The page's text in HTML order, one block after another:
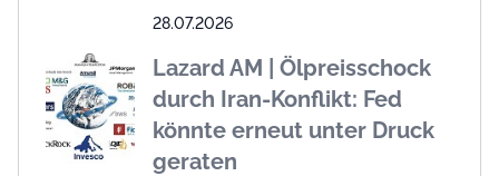
28.07.2026
Lazard AM | Ölpreisschock
durch Iran-Konflikt: Fed
könnte erneut unter Druck
geraten